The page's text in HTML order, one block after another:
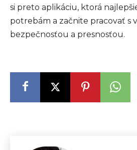
si preto aplikáciu, ktorá
potrebám a začnite pracovať s
bezpečnosťou a presnosťou.